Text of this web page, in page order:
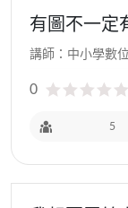
有圖不一定
講師：中小學數
0
5